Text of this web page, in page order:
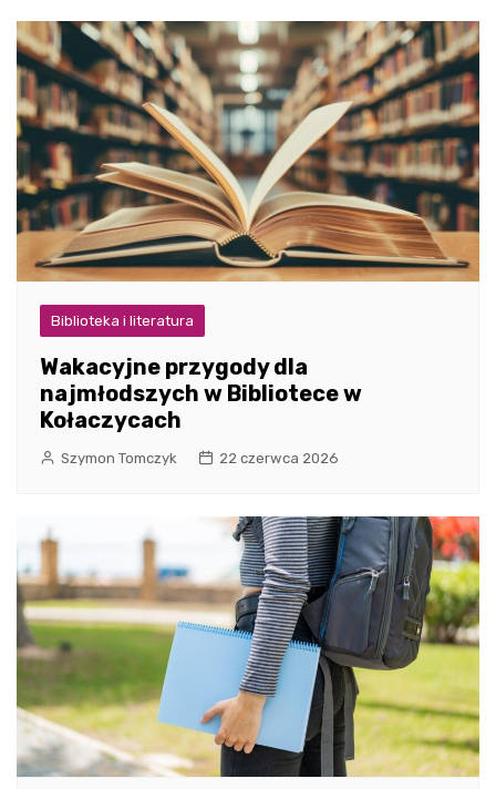
Biblioteka i literatura
Wakacyjne przygody dla
najmłodszych w Bibliotece w
Kołaczycach
Szymon Tomczyk 22 czerwca 2026